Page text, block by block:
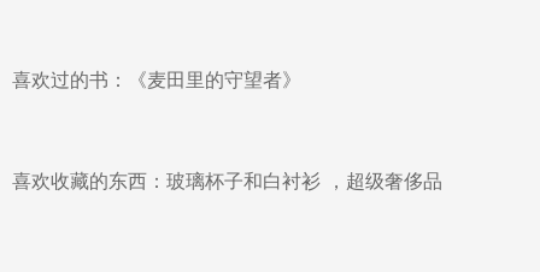
喜欢过的书：《麦田里的守望者》
喜欢收藏的东西：玻璃杯子和白衬衫 ，超级奢侈品